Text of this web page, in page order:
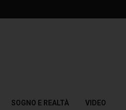
SOGNO E REALTÀ VIDEO